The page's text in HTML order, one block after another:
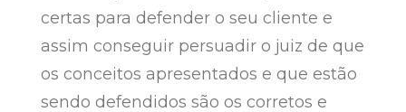
certas para defender o seu cliente e
assim conseguir persuadir o juiz de que
os conceitos apresentados e que estão
sendo defendidos são os corretos e